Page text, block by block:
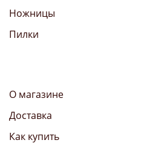
Ножницы
Пилки
О магазине
Доставка
Как купить